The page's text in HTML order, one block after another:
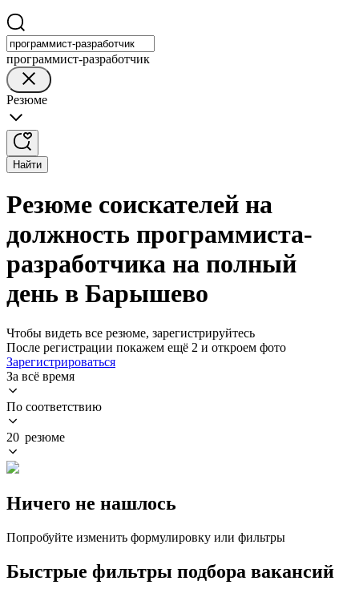
программист-разработчик
Резюме
Найти
Резюме соискателей на
должность программиста-
разработчика на полный
день в Барышево
Чтобы видеть все резюме, зарегистрируйтесь
После регистрации покажем ещё 2 и откроем фото
Зарегистрироваться
За всё время
По соответствию
20 резюме
Ничего не нашлось
Попробуйте изменить формулировку или фильтры
Быстрые фильтры подбора вакансий